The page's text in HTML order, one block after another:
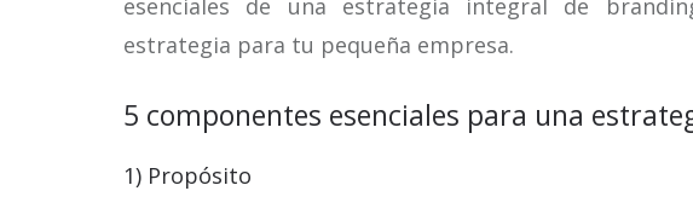
esenciales de una estrategia integral de
estrategia para tu pequeña empresa.
5 componentes esenciales para una
1) Propósito